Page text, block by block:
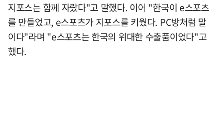
지포스는 함께 자랐다"고 말했다. 이어 "한국이 e스포츠
를 만들었고, e스포츠가 지포스를 키웠다. PC방처럼 말
이다"라며 "e스포츠는 한국의 위대한 수출품이었다"고
했다.